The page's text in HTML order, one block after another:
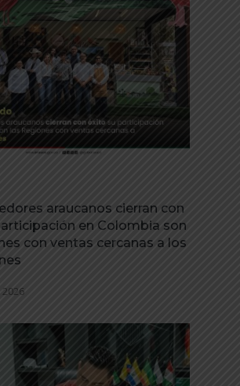
araucanos cierran con
en Colombia son
con ventas cercanas a los